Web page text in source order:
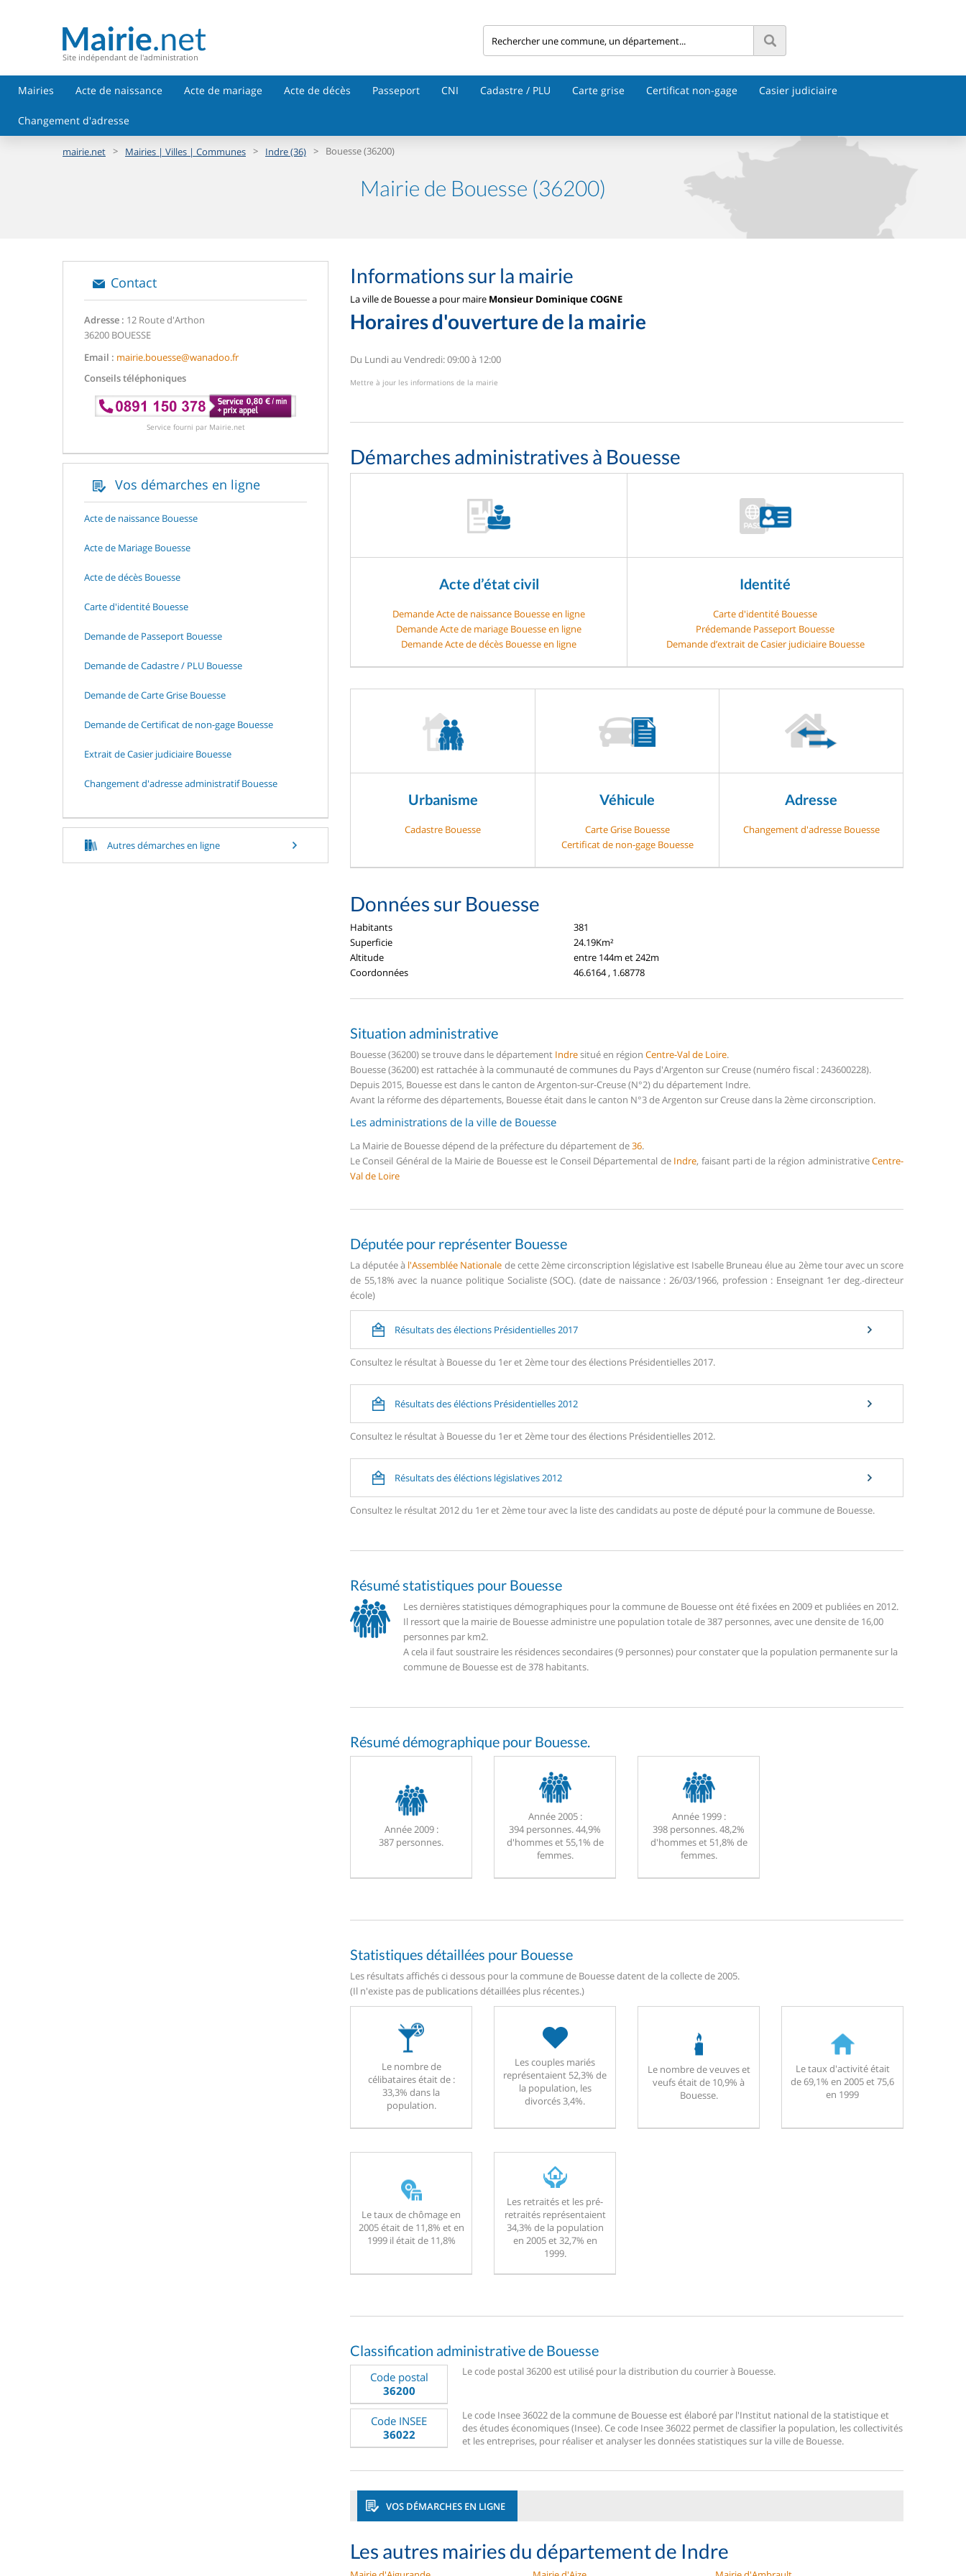
Site indépendant de l'administration
Mairies Acte de naissance Acte de mariage Acte de décès Passeport CNI Cadastre / PLU Carte grise Certificat non-gage Casier judiciaire
Changement d'adresse
mairie.net > Mairies | Villes | Communes > Indre (36) > Bouesse (36200)
Mairie de Bouesse (36200)
Contact
Adresse : 12 Route d'Arthon
36200 BOUESSE
Email : mairie.bouesse@wanadoo.fr
Conseils téléphoniques
Service fourni par Mairie.net
Vos démarches en ligne
Acte de naissance Bouesse
Acte de Mariage Bouesse
Acte de décès Bouesse
Carte d'identité Bouesse
Demande de Passeport Bouesse
Demande de Cadastre / PLU Bouesse
Demande de Carte Grise Bouesse
Demande de Certificat de non-gage Bouesse
Extrait de Casier judiciaire Bouesse
Changement d'adresse administratif Bouesse
Autres démarches en ligne
Informations sur la mairie
La ville de Bouesse a pour maire Monsieur Dominique COGNE
Horaires d'ouverture de la mairie
Du Lundi au Vendredi: 09:00 à 12:00
Mettre à jour les informations de la mairie
Démarches administratives à Bouesse
Acte d’état civil
Demande Acte de naissance Bouesse en ligne
Demande Acte de mariage Bouesse en ligne
Demande Acte de décès Bouesse en ligne
Identité
Carte d'identité Bouesse
Prédemande Passeport Bouesse
Demande d’extrait de Casier judiciaire Bouesse
Urbanisme
Cadastre Bouesse
Véhicule
Carte Grise Bouesse
Certificat de non-gage Bouesse
Adresse
Changement d'adresse Bouesse
Données sur Bouesse
Habitants
381
Superficie
24.19Km²
Altitude
entre 144m et 242m
Coordonnées
46.6164 , 1.68778
Situation administrative
Bouesse (36200) se trouve dans le département Indresitué en région Centre-Val de Loire.
Bouesse (36200) est rattachée à la communauté de communes du Pays d'Argenton sur Creuse (numéro fiscal : 243600228).
Depuis 2015, Bouesse est dans le canton de Argenton-sur-Creuse (N°2) du département Indre.
Avant la réforme des départements, Bouesse était dans le canton N°3 de Argenton sur Creuse dans la 2ème circonscription.
Les administrations de la ville de Bouesse
La Mairie de Bouesse dépend de la préfecture du département de36.
Le Conseil Général de la Mairie de Bouesse est le Conseil Départemental de Indre, faisant parti de la région administrativeCentre-
Val de Loire
Députée pour représenter Bouesse
La députée à l'Assemblée Nationale de cette 2ème circonscription législative est Isabelle Bruneau élue au 2ème tour avec un score
de 55,18% avec la nuance politique Socialiste (SOC). (date de naissance : 26/03/1966, profession : Enseignant 1er deg.-directeur
école)
Résultats des élections Présidentielles 2017
Consultez le résultat à Bouesse du 1er et 2ème tour des élections Présidentielles 2017.
Résultats des éléctions Présidentielles 2012
Consultez le résultat à Bouesse du 1er et 2ème tour des élections Présidentielles 2012.
Résultats des éléctions législatives 2012
Consultez le résultat 2012 du 1er et 2ème tour avec la liste des candidats au poste de député pour la commune de Bouesse.
Résumé statistiques pour Bouesse
Les dernières statistiques démographiques pour la commune de Bouesse ont été fixées en 2009 et publiées en 2012.
Il ressort que la mairie de Bouesse administre une population totale de 387 personnes, avec une densite de 16,00
personnes par km2.
A cela il faut soustraire les résidences secondaires (9 personnes) pour constater que la population permanente sur la
commune de Bouesse est de 378 habitants.
Résumé démographique pour Bouesse.
Année 2009 :
387 personnes.
Année 2005 :
394 personnes. 44,9%
d'hommes et 55,1% de
femmes.
Année 1999 :
398 personnes. 48,2%
d'hommes et 51,8% de
femmes.
Statistiques détaillées pour Bouesse
Les résultats affichés ci dessous pour la commune de Bouesse datent de la collecte de 2005.
(Il n'existe pas de publications détaillées plus récentes.)
Le nombre de
célibataires était de :
33,3% dans la
population.
Les couples mariés
représentaient 52,3% de
la population, les
divorcés 3,4%.
Le nombre de veuves et
veufs était de 10,9% à
Bouesse.
Le taux d'activité était
de 69,1% en 2005 et 75,6
en 1999
Le taux de chômage en
2005 était de 11,8% et en
1999 il était de 11,8%
Les retraités et les pré-
retraités représentaient
34,3% de la population
en 2005 et 32,7% en
1999.
Classification administrative de Bouesse
Code postal
36200
Le code postal 36200 est utilisé pour la distribution du courrier à Bouesse.
Code INSEE
36022
Le code Insee 36022 de la commune de Bouesse est élaboré par l'Institut national de la statistique et
des études économiques (Insee). Ce code Insee 36022 permet de classifier la population, les collectivités
et les entreprises, pour réaliser et analyser les données statistiques sur la ville de Bouesse.
VOS DÉMARCHES EN LIGNE
Les autres mairies du département de Indre